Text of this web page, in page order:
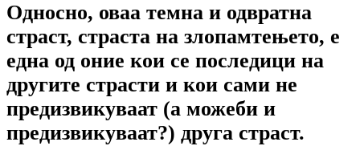
Односно, оваа темна и одвратна
страст, страста на злопамтењето, е
една од оние кои се последици на
другите страсти и кои сами не
предизвикуваат (а можеби и
предизвикуваат?) друга страст.